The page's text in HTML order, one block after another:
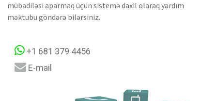
mübadiləsi aparmaq üçün sistemə daxil olaraq yardım
məktubu göndərə bilərsiniz.
+1 681 379 4456
E-mail